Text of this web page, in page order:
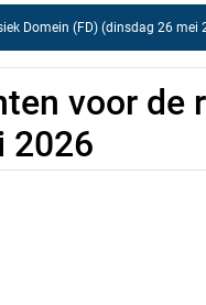
Domein (FD) (dinsdag 26 mei
voor de
2026